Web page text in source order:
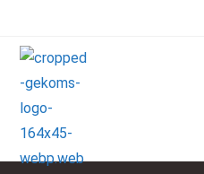
содержимому